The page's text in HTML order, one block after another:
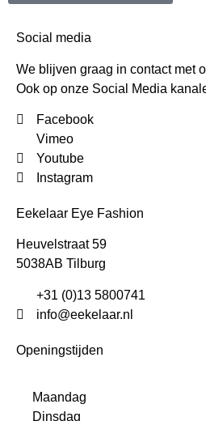
Social media
We blijven graag in contact met
Ook op onze Social Media
Facebook
Vimeo
Youtube
Instagram
Eekelaar Eye Fashion
Heuvelstraat 59
5038AB Tilburg
+31 (0)13 5800741
info@eekelaar.nl
Openingstijden
Maandag
Dinsdag